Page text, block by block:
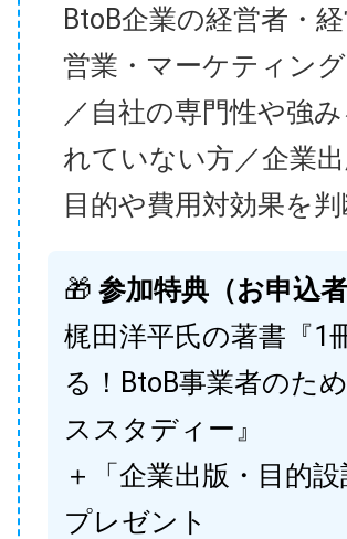
BtoB企業の経営者・
営業・マーケティン
／自社の専門性や強
れていない方／企業
目的や費用対効果を
🎁 参加特典（お申込者
梶田洋平氏の著書『1
る！BtoB事業者のた
ススタディー』
＋「企業出版・目的
プレゼント